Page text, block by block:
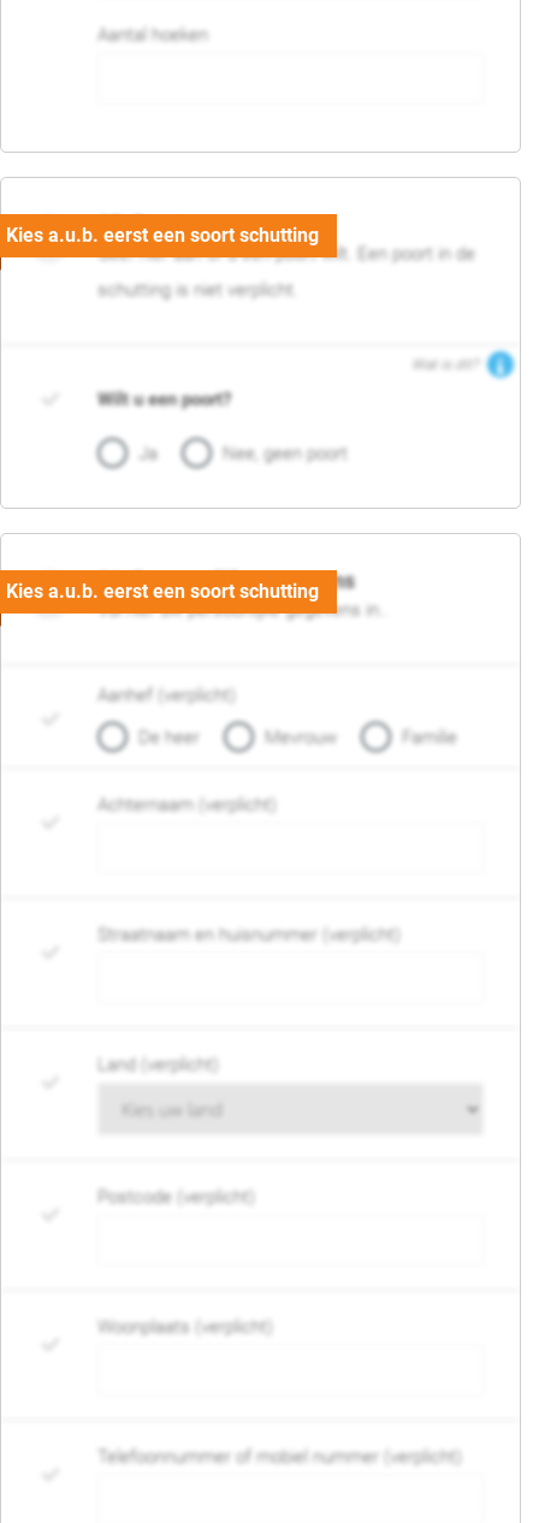
Aantal hoeken
05. Poort
Geef hier aan of u een poort wilt. Een poort in de
schutting is niet verplicht.
Wat is dit?
Wilt u een poort?
Ja Nee, geen poort
06. Persoonlijke gegevens
Vul hier uw persoonlijke gegevens in..
Aanhef (verplicht)
De heer
Mevrouw Familie
Achternaam (verplicht)
Straatnaam en huisnummer (verplicht)
Land (verplicht)
Postcode (verplicht)
Woonplaats (verplicht)
Telefoonnummer of mobiel nummer (verplicht)